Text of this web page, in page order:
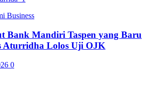
Business
Bank Mandiri Taspen yang Baru
Aturridha Lolos Uji OJK
0